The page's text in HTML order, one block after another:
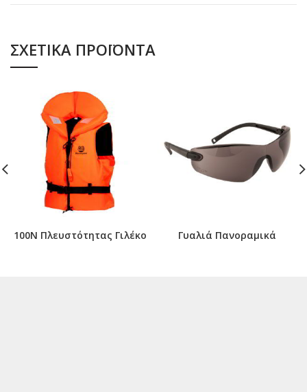
ΣΧΕΤΙΚΆ ΠΡΟΪΌΝΤΑ
100N Πλευστότητας Γιλέκο Γυαλιά Πανοραμικά